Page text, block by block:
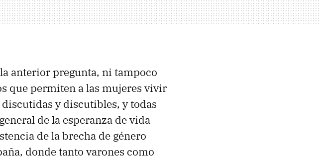
anterior pregunta, ni tampoco
que permiten a las mujeres vivir
y discutibles, y todas
de la esperanza de vida
de la brecha de género
donde tanto varones como